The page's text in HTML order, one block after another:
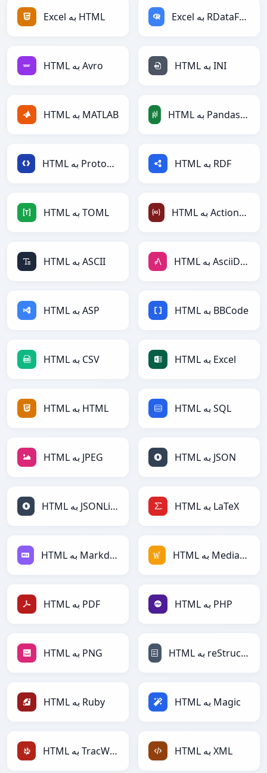
Excel به HTML Excel به RDataFrame
HTML به Avro HTML به INI
HTML به MATLAB HTML به PandasDataFrame
HTML به Protobuf HTML به RDF
HTML به TOML HTML به ActionScript
HTML به ASCII HTML به AsciiDoc
HTML به ASP HTML به BBCode
HTML به CSV HTML به Excel
HTML به HTML HTML به SQL
HTML به JPEG HTML به JSON
HTML به JSONLines HTML به LaTeX
HTML به Markdown HTML به MediaWiki
HTML به PDF HTML به PHP
HTML به PNG HTML به reStructuredText
HTML به Ruby HTML به Magic
HTML به TracWiki HTML به XML